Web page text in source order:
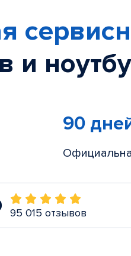
и
90
95 015 отзывов